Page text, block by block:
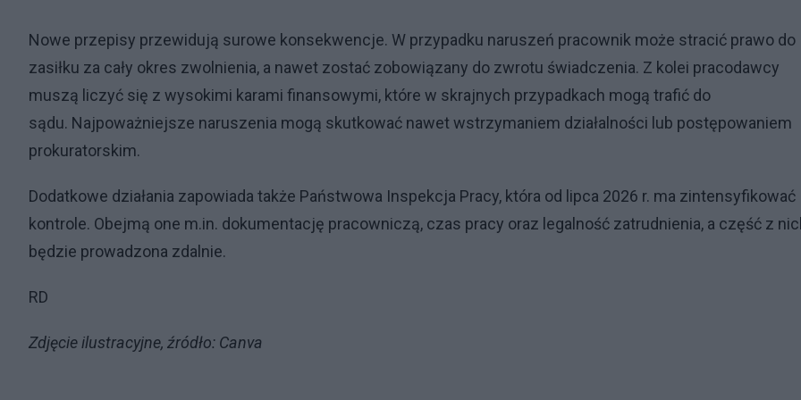
Nowe przepisy przewidują surowe konsekwencje. W przypadku naruszeń pracownik może stracić prawo do
zasiłku za cały okres zwolnienia, a nawet zostać zobowiązany do zwrotu świadczenia. Z kolei pracodawcy
muszą liczyć się z wysokimi karami finansowymi, które w skrajnych przypadkach mogą trafić do
sądu. Najpoważniejsze naruszenia mogą skutkować nawet wstrzymaniem działalności lub postępowaniem
prokuratorskim.
Dodatkowe działania zapowiada także Państwowa Inspekcja Pracy, która od lipca 2026 r. ma zintensyfikować
kontrole. Obejmą one m.in. dokumentację pracowniczą, czas pracy oraz legalność zatrudnienia, a część z
będzie prowadzona zdalnie.
RD
Zdjęcie ilustracyjne, źródło: Canva